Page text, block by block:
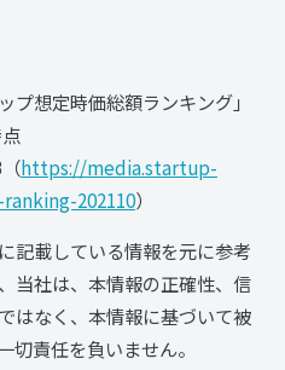
プ想定時価総額ランキング」
https://media.startup-
202110）
記載している情報を元に参考
当社は、本情報の正確性、信
はなく、本情報に基づいて被
切責任を負いません。